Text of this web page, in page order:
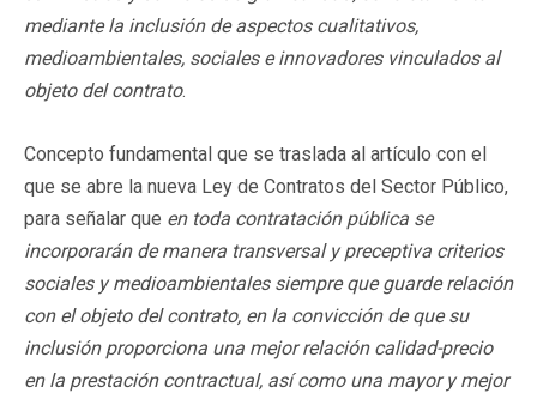
mediante la inclusión de aspectos cualitativos,
medioambientales, sociales e innovadores vinculados al
objeto del contrato.
Concepto fundamental que se traslada al artículo con el
que se abre la nueva Ley de Contratos del Sector Público,
para señalar que en toda contratación pública se
incorporarán de manera transversal y preceptiva criterios
sociales y medioambientales siempre que guarde relación
con el objeto del contrato, en la convicción de que su
inclusión proporciona una mejor relación calidad-precio
en la prestación contractual, así como una mayor y mejor